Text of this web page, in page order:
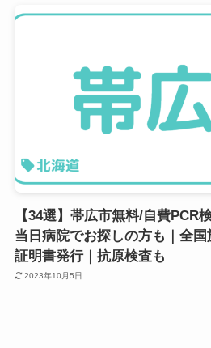
【34選】帯広市無料/自費PCR
当日病院でお探しの方も｜全
証明書発行｜抗原検査も
2023年10月5日